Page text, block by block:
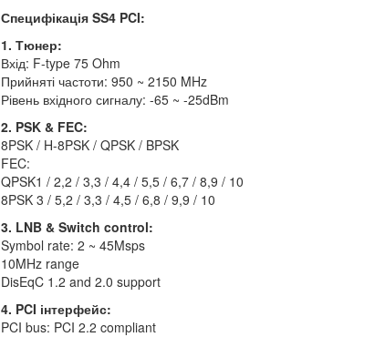
Специфікація SS4 PCI:
1. Тюнер:
Вхід: F-type 75 Ohm
Прийняті частоти: 950 ~ 2150 MHz
Рівень вхідного сигналу: -65 ~ -25dBm
2. PSK & FEC:
8PSK / H-8PSK / QPSK / BPSK
FEC:
QPSK1 / 2,2 / 3,3 / 4,4 / 5,5 / 6,7 / 8,9 / 10
8PSK 3 / 5,2 / 3,3 / 4,5 / 6,8 / 9,9 / 10
3. LNB & Switch control:
Symbol rate: 2 ~ 45Msps
10MHz range
DisEqC 1.2 and 2.0 support
4. PCI інтерфейс:
PCI bus: PCI 2.2 compliant